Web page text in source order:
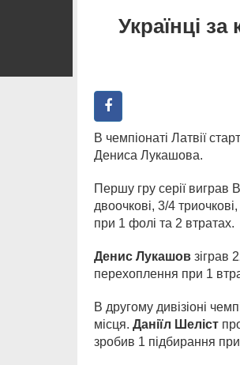
Українці
В чемпіонаті Латвії
Дениса Лукашова.
Першу гру серії
двоочкові, 3/4
при 1 фолі та 2 втратах.
Денис Лукашов зіграв
перехоплення при 1
В другому дивізіоні
місця. Даніїл Шеліст
зробив 1 підбирання